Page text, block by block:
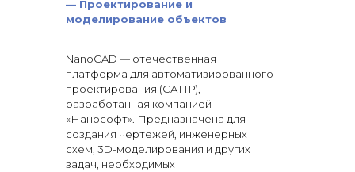
— Проектирование и
моделирование объектов
NanoCAD — отечественная
платформа для автоматизированного
проектирования (САПР),
разработанная компанией
«Нанософт». Предназначена для
создания чертежей, инженерных
схем, 3D-моделирования и других
задач, необходимых